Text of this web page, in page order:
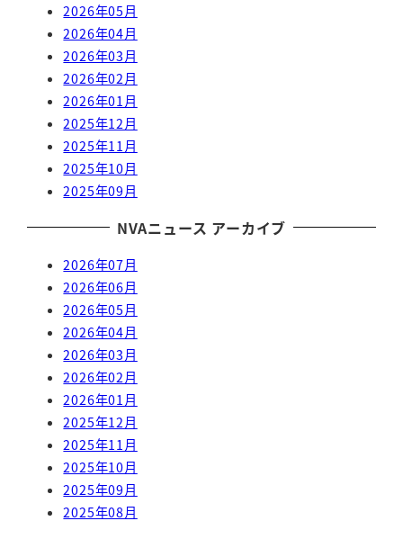
2026年05月
2026年04月
2026年03月
2026年02月
2026年01月
2025年12月
2025年11月
2025年10月
2025年09月
NVAニュース アーカイブ
2026年07月
2026年06月
2026年05月
2026年04月
2026年03月
2026年02月
2026年01月
2025年12月
2025年11月
2025年10月
2025年09月
2025年08月